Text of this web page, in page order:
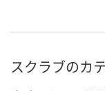
お届け日 9月2日（水
数量
スクラブのカ